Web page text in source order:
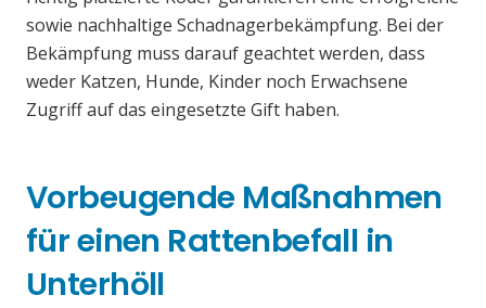
sowie nachhaltige Schadnagerbekämpfung. Bei der
Bekämpfung muss darauf geachtet werden, dass
weder Katzen, Hunde, Kinder noch Erwachsene
Zugriff auf das eingesetzte Gift haben.
Vorbeugende Maßnahmen
für einen Rattenbefall in
Unterhöll